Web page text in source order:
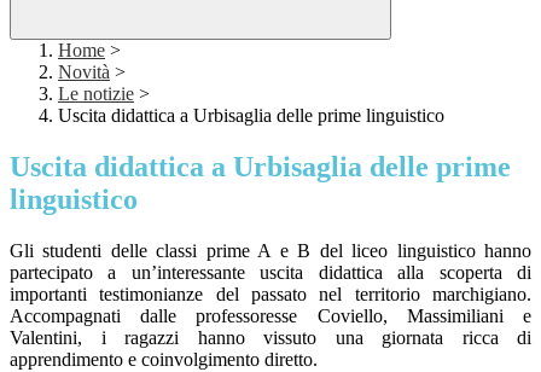
Home >
Novità >
Le notizie >
Uscita didattica a Urbisaglia delle prime linguistico
Uscita didattica a Urbisaglia delle prime
linguistico
Gli studenti delle classi prime A e B del liceo linguistico hanno
partecipato a un’interessante uscita didattica alla scoperta di
importanti testimonianze del passato nel territorio marchigiano.
Accompagnati dalle professoresse Coviello, Massimiliani e
Valentini, i ragazzi hanno vissuto una giornata ricca di
apprendimento e coinvolgimento diretto.